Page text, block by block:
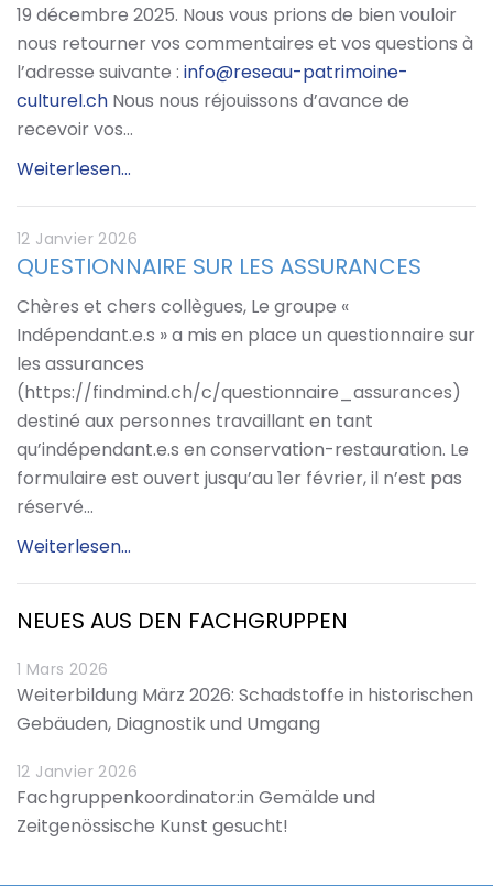
19 décembre 2025. Nous vous prions de bien vouloir
nous retourner vos commentaires et vos questions à
l’adresse suivante : info@reseau-patrimoine-
culturel.ch Nous nous réjouissons d’avance de
recevoir vos…
Weiterlesen...
12 Janvier 2026
QUESTIONNAIRE SUR LES ASSURANCES
Chères et chers collègues, Le groupe «
Indépendant.e.s » a mis en place un questionnaire sur
les assurances
(https://findmind.ch/c/questionnaire_assurances)
destiné aux personnes travaillant en tant
qu’indépendant.e.s en conservation-restauration. Le
formulaire est ouvert jusqu’au 1er février, il n’est pas
réservé…
Weiterlesen...
NEUES AUS DEN FACHGRUPPEN
1 Mars 2026
Weiterbildung März 2026: Schadstoffe in historischen
Gebäuden, Diagnostik und Umgang
12 Janvier 2026
Fachgruppenkoordinator:in Gemälde und
Zeitgenössische Kunst gesucht!